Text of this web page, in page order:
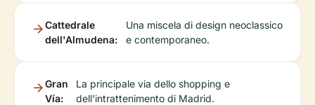
Cattedrale
dell'Almudena:
Una miscela di design neoclassico
e contemporaneo.
Gran
Vía:
La principale via dello shopping e
dell'intrattenimento di Madrid.